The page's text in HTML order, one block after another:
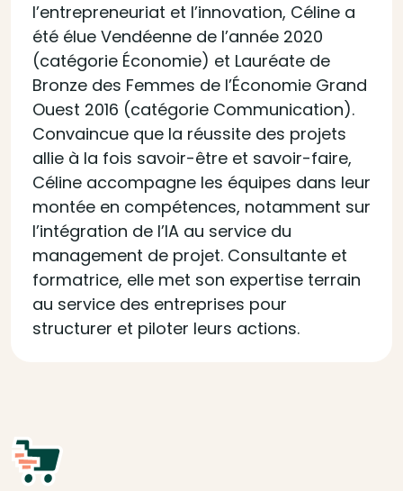
l’entrepreneuriat et l’innovation, Céline a
été élue Vendéenne de l’année 2020
(catégorie Économie) et Lauréate de
Bronze des Femmes de l’Économie Grand
Ouest 2016 (catégorie Communication).
Convaincue que la réussite des projets
allie à la fois savoir-être et savoir-faire,
Céline accompagne les équipes dans leur
montée en compétences, notamment sur
l’intégration de l’IA au service du
management de projet. Consultante et
formatrice, elle met son expertise terrain
au service des entreprises pour
structurer et piloter leurs actions.